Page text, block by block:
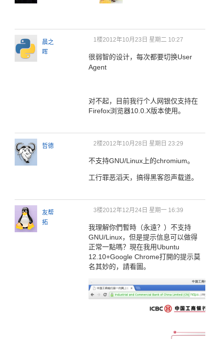
晨之
晖
1楼2012年10月23日 星期二 10:27
很弱智的设计，每次都要切换User
Agent
对不起，目前我行个人网银仅支持在
Firefox浏览器10.0.X版本使用。
哲德 2楼2012年10月28日 星期日 23:29
不支持GNU/Linux上的chromium。
工行罪恶滔天，搞得黑客怨声载道。
友帮
拓
3楼2012年12月24日 星期一 16:39
我理解你們暫時（永遠？）不支持
GNU/Linux，但是提示信息可以做得
正常一點嗎？現在我用Ubuntu
12.10+Google Chrome打開的提示莫
名其妙的，請看圖。